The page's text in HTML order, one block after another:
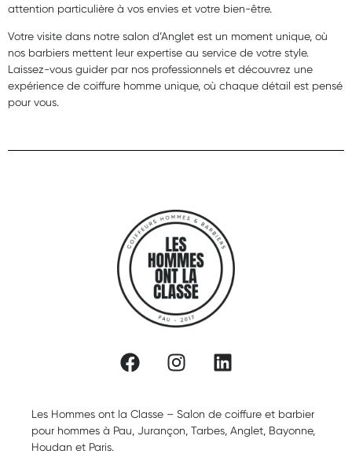
attention particulière à vos envies et votre bien-être.
Votre visite dans notre salon d’Anglet est un moment unique, où
nos barbiers mettent leur expertise au service de votre style.
Laissez-vous guider par nos professionnels et découvrez une
expérience de coiffure homme unique, où chaque détail est pensé
pour vous.
Les Hommes ont la Classe – Salon de coiffure et barbier
pour hommes à Pau, Jurançon, Tarbes, Anglet, Bayonne,
Houdan et Paris.